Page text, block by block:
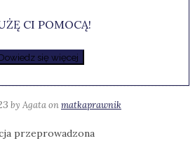
CI POMOCĄ!
by Agataonmatkaprawnik
przeprowadzona